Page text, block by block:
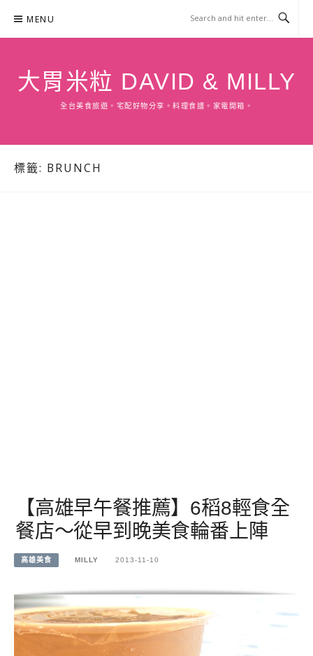
content
MENU
大胃米粒 DAVID & MILLY
全台美食旅遊。宅配好物分享。料理食譜。家電開箱。
標籤: BRUNCH
【高雄早午餐推薦】6稻8輕食全
餐店～從早到晚美食輪番上陣
高雄美食 MILLY 2013-11-10